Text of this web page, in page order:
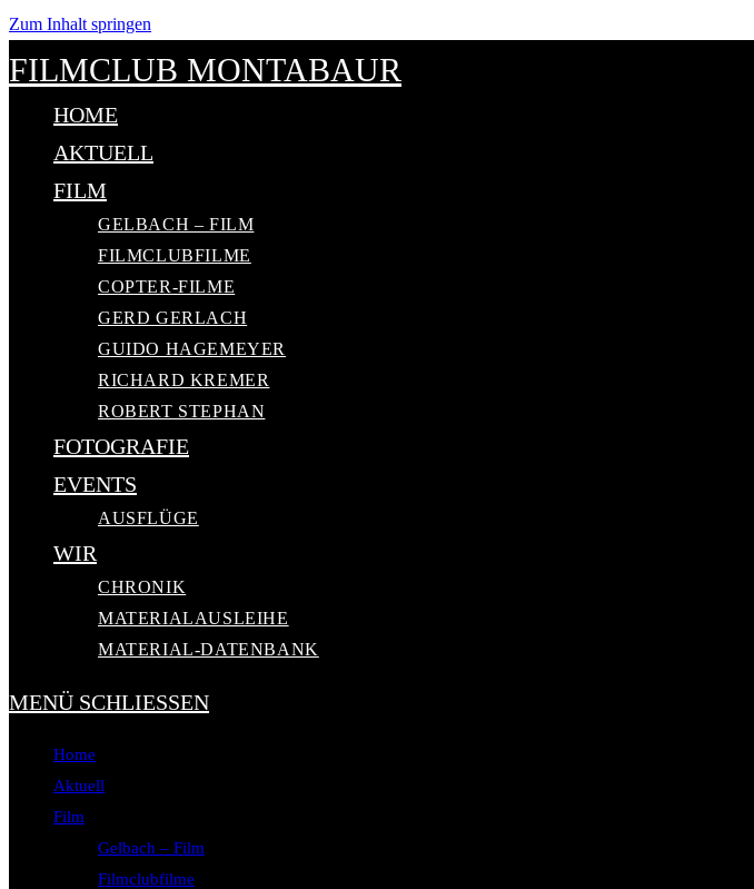
Zum Inhalt springen
FILMCLUB MONTABAUR
HOME
AKTUELL
FILM
GELBACH – FILM
FILMCLUBFILME
COPTER-FILME
GERD GERLACH
GUIDO HAGEMEYER
RICHARD KREMER
ROBERT STEPHAN
FOTOGRAFIE
EVENTS
AUSFLÜGE
WIR
CHRONIK
MATERIALAUSLEIHE
MATERIAL-DATENBANK
MENÜ SCHLIESSEN
Home
Aktuell
Film
Gelbach – Film
Filmclubfilme